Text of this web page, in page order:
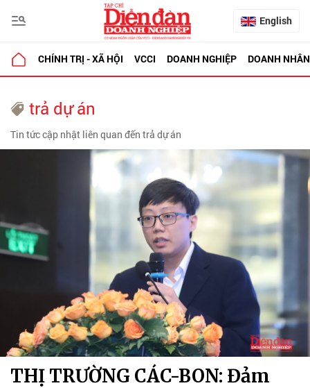
English
CHÍNH TRỊ - XÃ HỘI VCCI DOANH NGHIỆP DOANH NHÂN
trả dự án
Tin tức cập nhật liên quan đến trả dự án
THỊ TRƯỜNG CÁC-BON: Đảm